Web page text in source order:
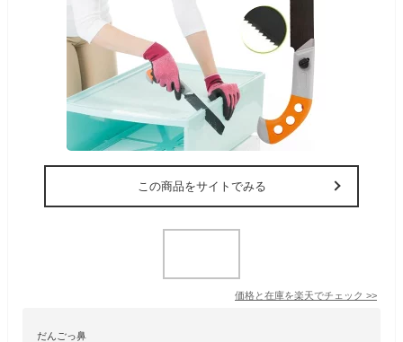
この商品をサイトでみる
価格と在庫を楽天でチェック >>
だんごっ鼻